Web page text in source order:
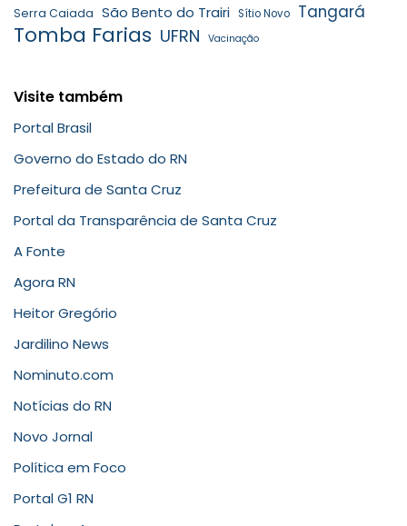
Serra Caiada São Bento do Trairi Sítio Novo Tangará
Tomba Farias UFRN Vacinação
Visite também
Portal Brasil
Governo do Estado do RN
Prefeitura de Santa Cruz
Portal da Transparência de Santa Cruz
A Fonte
Agora RN
Heitor Gregório
Jardilino News
Nominuto.com
Notícias do RN
Novo Jornal
Política em Foco
Portal G1 RN